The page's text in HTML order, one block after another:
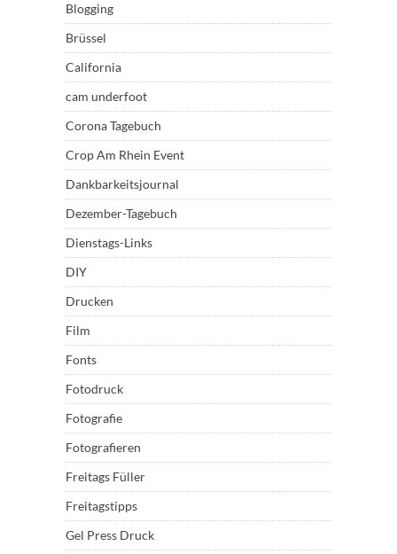
Blogging
Brüssel
California
cam underfoot
Corona Tagebuch
Crop Am Rhein Event
Dankbarkeitsjournal
Dezember-Tagebuch
Dienstags-Links
DIY
Drucken
Film
Fonts
Fotodruck
Fotografie
Fotografieren
Freitags Füller
Freitagstipps
Gel Press Druck